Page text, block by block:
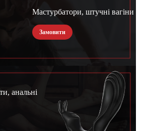
Мастурбатори, штучні вагіни
Замовити
анальні